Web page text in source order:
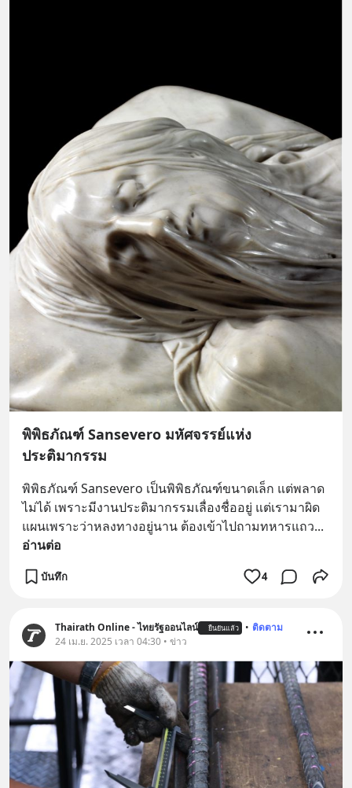
พิพิธภัณฑ์ Sansevero มหัศจรรย์แห่ง
ประติมากรรม
พิพิธภัณฑ์ Sansevero เป็นพิพิธภัณฑ์ขนาดเล็ก แต่พลาด
ไม่ได้ เพราะมีงานประติมากรรมเลื่องชื่ออยู่ แต่เรามาผิด
แผนเพราะว่าหลงทางอยู่นาน ต้องเข้าไปถามทหารแถว
อ่านต่อ
บันทึก 4
Thairath Online - ไทยรัฐออนไลน์ ยืนยันแล้ว • ติดตาม
24 เม.ย. 2025 เวลา 04:30 • ข่าว